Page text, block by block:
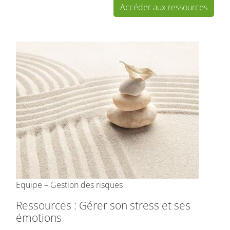
Accéder aux ressources
Equipe – Gestion des risques
Ressources : Gérer son stress et ses
émotions